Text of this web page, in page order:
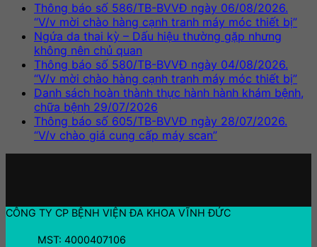
Thông báo số 586/TB-BVVĐ ngày 06/08/2026.
“V/v mời chào hàng cạnh tranh máy móc thiết bị”
Ngứa da thai kỳ – Dấu hiệu thường gặp nhưng
không nên chủ quan
Thông báo số 580/TB-BVVĐ ngày 04/08/2026.
“V/v mời chào hàng cạnh tranh máy móc thiết bị”
Danh sách hoàn thành thực hành hành khám bệnh,
chữa bệnh 29/07/2026
Thông báo số 605/TB-BVVĐ ngày 28/07/2026.
“V/v chào giá cung cấp máy scan”
CÔNG TY CP BỆNH VIỆN ĐA KHOA VĨNH ĐỨC
MST: 4000407106